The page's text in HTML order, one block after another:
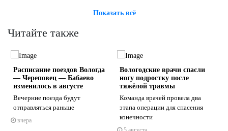
Показать всё
Читайте также
Расписание поездов Вологда
— Череповец — Бабаево
изменилось в августе
Вечерние поезда будут
отправляться раньше
вчера
Вологодские врачи спасли
ногу подростку после
тяжёлой травмы
Команда врачей провела два
этапа операции для спасения
конечности